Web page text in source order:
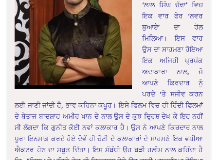
‘ਲਾਲ ਸਿੰਘ ਚੱਢਾ’ ਵਿਚ
ਇਕ ਵਾਰ ਫੇਰ ‘ਲਵਰ
ਬੁਆਏ’ ਦਾ ਰੋਲ
ਮਿਲਿਆ। ਇਸ ਵਾਰ
ਉਸ ਦਾ ਸਾਹਮਣਾ ਹੋਇਆ
ਇਕ ਅਜਿਹੀ ਪ੍ਰਪੱਕ
ਅਦਾਕਾਰਾ ਨਾਲ, ਜੋ
ਆਪਣੇ ਕਿਰਦਾਰ ਨੂੰ
ਪਰਦੇ ‘ਤੇ ਸਜੀਵ ਕਰਨ
ਲਈ ਜਾਣੀ ਜਾਂਦੀ ਹੈ, ਭਾਵ ਕਰਿਨਾ ਕਪੂਰ। ਇਸੇ ਫਿਲਮ ਵਿਚ ਹੀ ਹਿੰਦੀ ਫਿਲਮਾਂ
ਦੇ ਬੇਤਾਜ ਬਾਦਸ਼ਾਹ ਅਮੀਰ ਖਾਨ ਦੇ ਨਾਲ ਉਸ ਦੇ ਕੁਝ ਦ੍ਰਿਸ਼ ਦੇਖ ਕੇ ਇਹ ਨਹੀਂ
ਸੀ ਲੱਗਦਾ ਕਿ ਗੁਨੀਤ ਕੋਈ ਨਵਾਂ ਕਲਾਕਾਰ ਹੈ। ਉਸ ਨੇ ਆਪਣੇ ਕਿਰਦਾਰ ਨਾਲ
ਪੂਰਾ ਇਨਸਾਫ਼ ਕਰਦੇ ਹੋਏ ਦੋਵੇਂ ਹੀ ਚੋਟੀ ਦੇ ਕਲਾਕਾਰਾਂ ਦੇ ਸਾਹਮਣੇ ਇਕ ਵਧੀਆ
ਐਕਟਰ ਹੋਣ ਦਾ ਸਬੂਤ ਦਿੱਤਾ। ਇਸ ਸੰਬੰਧੀ ਉਹ ਬੜੀ ਹਲੀਮ ਨਾਲ ਕਹਿੰਦਾ ਹੈ